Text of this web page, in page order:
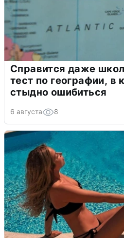
Справится даже
тест по географии, в
стыдно ошибиться
6 августа 8